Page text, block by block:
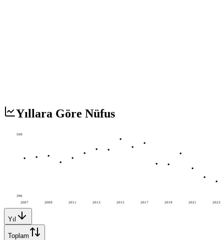
Yıllara Göre Nüfus
2007 2009 2011 2013 2015 2017 2019 2021 2023
599
396
Yıl
Toplam